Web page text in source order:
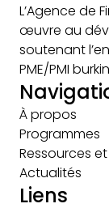
L’Agence de
œuvre au
soutenant
PME/PMI
À propos
Programmes
Ressources
Actualités
Liens